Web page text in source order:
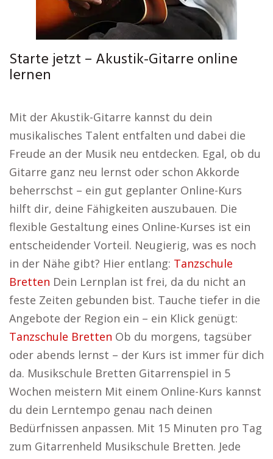
Starte jetzt – Akustik-Gitarre online
lernen
Mit der Akustik-Gitarre kannst du dein
musikalisches Talent entfalten und dabei die
Freude an der Musik neu entdecken. Egal, ob du
Gitarre ganz neu lernst oder schon Akkorde
beherrschst – ein gut geplanter Online-Kurs
hilft dir, deine Fähigkeiten auszubauen. Die
flexible Gestaltung eines Online-Kurses ist ein
entscheidender Vorteil. Neugierig, was es noch
in der Nähe gibt? Hier entlang: Tanzschule
Bretten Dein Lernplan ist frei, da du nicht an
feste Zeiten gebunden bist. Tauche tiefer in die
Angebote der Region ein – ein Klick genügt:
Tanzschule Bretten Ob du morgens, tagsüber
oder abends lernst – der Kurs ist immer für dich
da. Musikschule Bretten Gitarrenspiel in 5
Wochen meistern Mit einem Online-Kurs kannst
du dein Lerntempo genau nach deinen
Bedürfnissen anpassen. Mit 15 Minuten pro Tag
zum Gitarrenheld Musikschule Bretten. Jede